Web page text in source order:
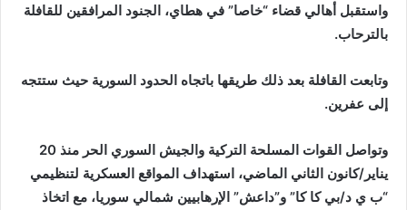
واستقبل أهالي قضاء “خاصا” في هطاي، الجنود المرافقين للقافلة
بالترحاب.
وتابعت القافلة بعد ذلك طريقها باتجاه الحدود السورية حيث ستتجه
إلى عفرين.
وتواصل القوات المسلحة التركية والجيش السوري الحر منذ 20
يناير/كانون الثاني الماضي، استهداف المواقع العسكرية لتنظيمي
“ب ي د/بي كا كا” و”داعش” الإرهابيين شمالي سوريا، مع اتخاذ